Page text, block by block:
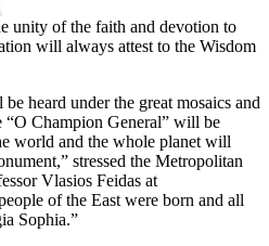
unity of the faith and devotion to
will always attest to the Wisdom
heard under the great mosaics and
“O Champion General” will be
world and the whole planet will
stressed the Metropolitan
Vlasios Feidas at
of the East were born and all
Sophia.”